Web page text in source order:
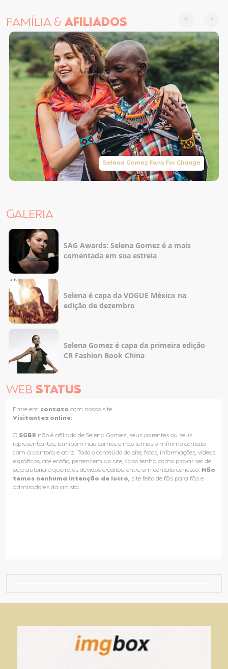
FAMÍLIA &AFILIADOS
Selena Gomez Fans For Change
GALERIA
SAG Awards: Selena Gomez é a mais
comentada em sua estreia
Selena é capa da VOGUE México na
edição de dezembro
Selena Gomez é capa da primeira edição
CR Fashion Book China
WEB STATUS
Entre em contato com nosso site
Visitantes online:
O SGBR não é afiliado de Selena Gomez, seus parentes ou seus
representantes, também não somos e não temos o mínimo contato
com a cantora e atriz. Todo o conteúdo do site, fotos, informações, vídeos
e gráficos, até então, pertencem ao site, caso tenha como provar ser de
sua autoria e queira os devidos créditos, entre em contato conosco. Não
temos nenhuma intenção de lucro, site feito de fãs para fãs e
admiradores da artista.